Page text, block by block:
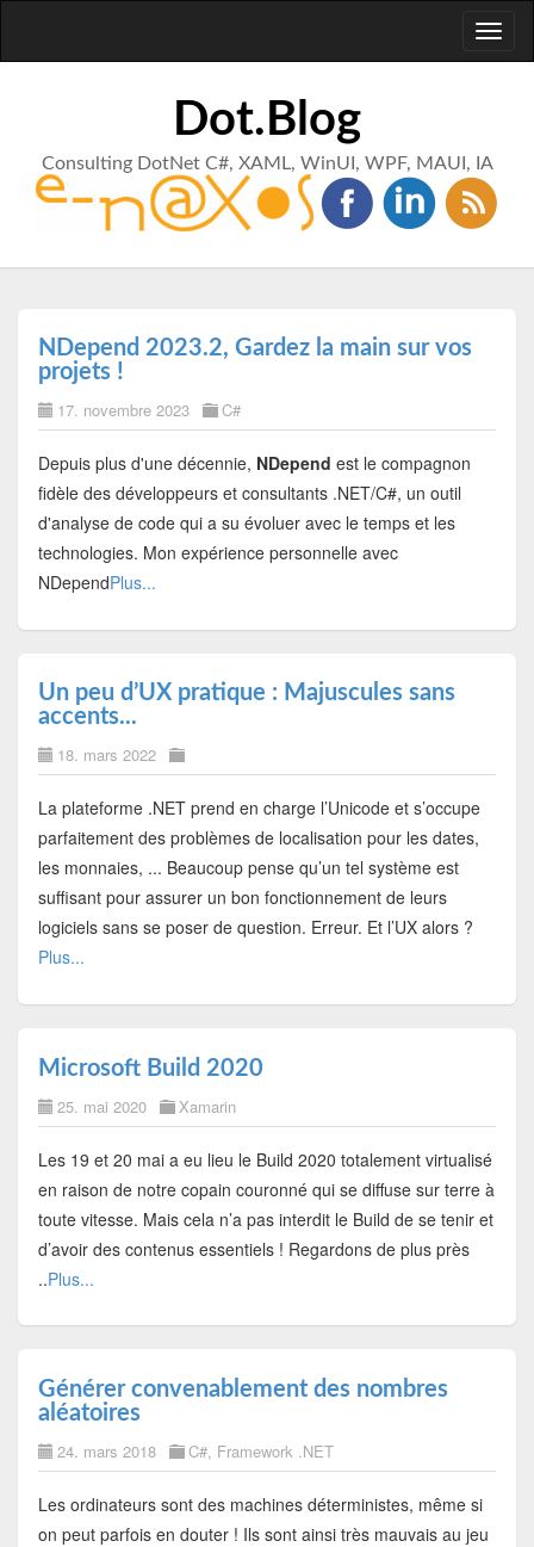
Dot.Blog
Consulting DotNet C#, XAML, WinUI, WPF, MAUI, IA
NDepend 2023.2, Gardez la main sur vos
projets !
17. novembre 2023 C#
Depuis plus d'une décennie, NDepend est le compagnon
fidèle des développeurs et consultants .NET/C#, un outil
d'analyse de code qui a su évoluer avec le temps et les
technologies. Mon expérience personnelle avec
NDependPlus...
Un peu d’UX pratique : Majuscules sans
accents...
18. mars 2022
La plateforme .NET prend en charge l’Unicode et s’occupe
parfaitement des problèmes de localisation pour les dates,
les monnaies, ... Beaucoup pense qu’un tel système est
suffisant pour assurer un bon fonctionnement de leurs
logiciels sans se poser de question. Erreur. Et l’UX alors ?
Plus...
Microsoft Build 2020
25. mai 2020 Xamarin
Les 19 et 20 mai a eu lieu le Build 2020 totalement virtualisé
en raison de notre copain couronné qui se diffuse sur terre à
toute vitesse. Mais cela n’a pas interdit le Build de se tenir et
d’avoir des contenus essentiels ! Regardons de plus près
..Plus...
Générer convenablement des nombres
aléatoires
24. mars 2018 C#, Framework .NET
Les ordinateurs sont des machines déterministes, même si
on peut parfois en douter ! Ils sont ainsi très mauvais au jeu